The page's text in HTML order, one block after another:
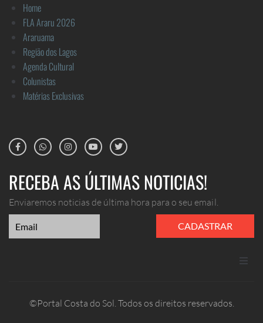
Home
FLA Araru 2026
Araruama
Região dos Lagos
Agenda Cultural
Colunistas
Matérias Exclusivas
RECEBA AS ÚLTIMAS NOTICIAS!
Enviaremos noticias de última hora para o seu email.
CADASTRAR
©Portal Costa do Sol. Todos os direitos reservados.